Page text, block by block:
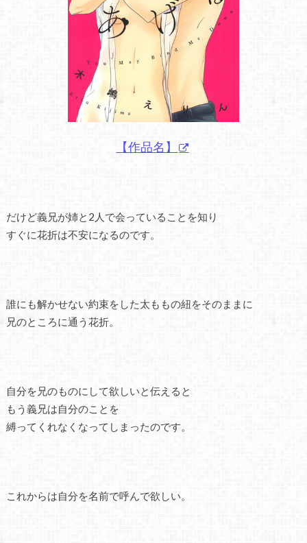
【作品名】
だけど義兄が姉と2人で会っていることを知り
すぐに花折は不安になるのです。
誰にも解かせない約束をした太ももの紐をそのままに
兄のところに通う花折。
自分を兄のものにして欲しいと伝えると
もう義兄は自分のことを
縛ってくれなくなってしまったのです。
これからは自分を名前で呼んで欲しい。